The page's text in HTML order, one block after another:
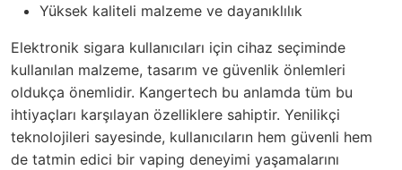
Yüksek kaliteli malzeme ve dayanıklılık
Elektronik sigara kullanıcıları için cihaz seçiminde
kullanılan malzeme, tasarım ve güvenlik önlemleri
oldukça önemlidir. Kangertech bu anlamda tüm bu
ihtiyaçları karşılayan özelliklere sahiptir. Yenilikçi
teknolojileri sayesinde, kullanıcıların hem güvenli hem
de tatmin edici bir vaping deneyimi yaşamalarını